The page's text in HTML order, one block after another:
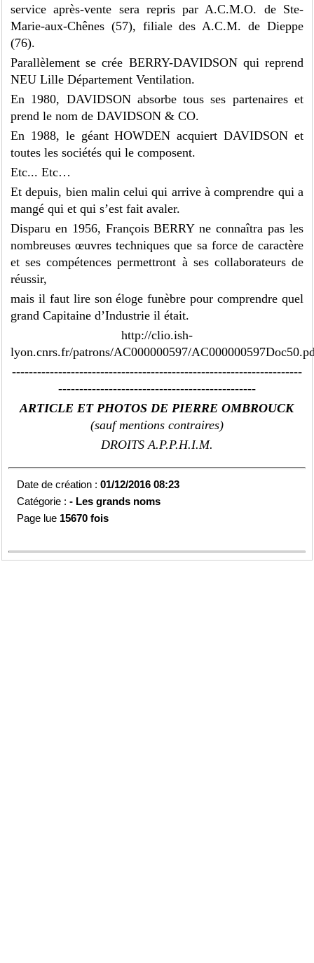
service après-vente sera repris par A.C.M.O. de Ste-
Marie-aux-Chênes (57), filiale des A.C.M. de Dieppe
(76).
Parallèlement se crée BERRY-DAVIDSON qui reprend
NEU Lille Département Ventilation.
En 1980, DAVIDSON absorbe tous ses partenaires et
prend le nom de DAVIDSON & CO.
En 1988, le géant HOWDEN acquiert DAVIDSON et
toutes les sociétés qui le composent.
Etc... Etc…
Et depuis, bien malin celui qui arrive à comprendre qui a
mangé qui et qui s’est fait avaler.
Disparu en 1956, François BERRY ne connaîtra pas les
nombreuses œuvres techniques que sa force de caractère
et ses compétences permettront à ses collaborateurs de
réussir,
mais il faut lire son éloge funèbre pour comprendre quel
grand Capitaine d’Industrie il était.
http://clio.ish-
lyon.cnrs.fr/patrons/AC000000597/
---------------------------------------------------------------------
-----------------------------------------------
ARTICLE ET PHOTOS DE PIERRE OMBROUCK
(sauf mentions contraires)
DROITS A.P.P.H.I.M.
Date de création :01/12/2016 08:23
Catégorie :- Les grands noms
Page lue 15670 fois